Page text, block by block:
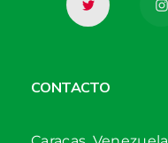
CONTACTO